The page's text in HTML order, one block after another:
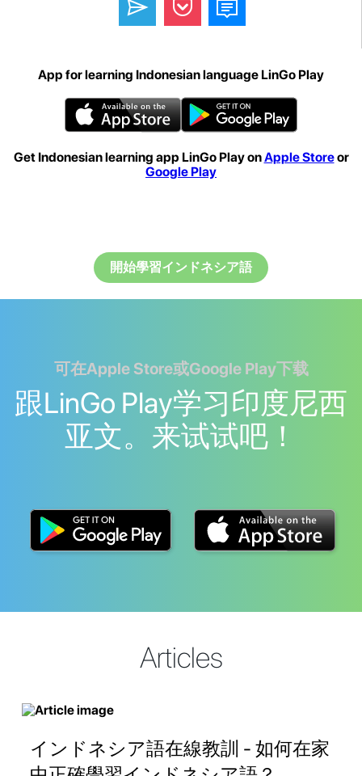
App for learning Indonesian language LinGo Play
Get Indonesian learning app LinGo Play onApple Storeor
Google Play
開始學習インドネシア語
可在Apple Store或Google Play下载
跟LinGo Play学习印度尼西
亚文。来试试吧！
Articles
インドネシア語在線教訓 - 如何在家